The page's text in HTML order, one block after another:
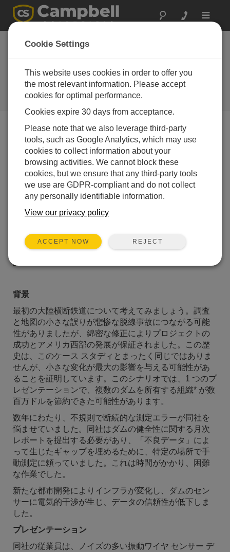
Toggle
南西部：ダム監視デ
ータの誤りの謎を解
コストのかかる不必要なセンサー
交換を回避
背景
最初の大陸横断鉄道について考えてみましょう。調査
と地図の小さな誤りが悲惨な脱線事故につながる可能
性がありましたが、綿密な修正によりプロジェクトの
成功とアメリカ西部の発展が保証されました。この歴
史は、このケース スタディとまったく同じではありま
せんが、小さな変化が最大の影響を与える可能性があ
ることを証明しています。このシナリオでは、1 つのプ
レゼンテーションで、複数のダムを所有する組織* が数
百万ドルを節約できた可能性があります。
数年にわたり、不規則で断続的な測定エラーが同社を
悩ませていました。同社はダムの健全性に関する月次
レポートを提出する必要があり、「不良データ」によ
って生じたギャップを埋めるために、特定の場所で手
動測定に頼っていました。これは時間がかかり、困難
な作業でした。
新たな都市開発によりインフラが変化し、ダムのセン
サーに電気的干渉が生じ、データの信頼性が低下しま
した。
プレゼンテーション
同社の従業員は、ノイズの多い振動ワイヤ センサー デ
Cookie Settings
This website uses cookies in order to offer you
the most relevant information. Please accept
cookies for optimal performance.
Cookies expire 30 days from acceptance.
Please note that we also leverage third-party
tools, such as Google Analytics, which may use
cookies to collect information about your
browsing activities. We cannot block these
cookies, but we ensure that any third-party tools
we use are GDPR-compliant and do not collect
any personally identifiable information.
View our privacy policy
ACCEPT NOW REJECT